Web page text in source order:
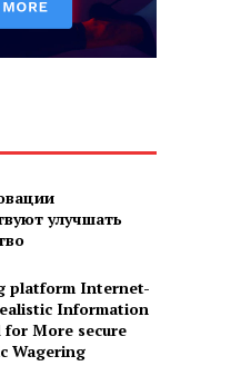
улучшать
platform Internet-
Information
More secure
Wagering